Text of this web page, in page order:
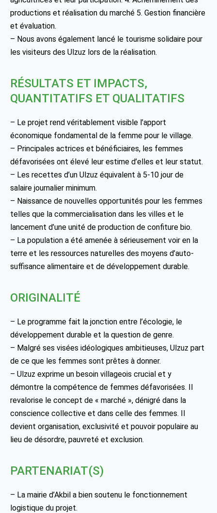
productions et réalisation du marché 5. Gestion financière
et évaluation.
– Nous avons également lancé le tourisme solidaire pour
les visiteurs des Ulzuz lors de la réalisation.
RÉSULTATS ET IMPACTS,
QUANTITATIFS ET QUALITATIFS
– Le projet rend véritablement visible l’apport
économique fondamental de la femme pour le village.
– Principales actrices et bénéficiaires, les femmes
défavorisées ont élevé leur estime d’elles et leur statut.
– Les recettes d’un Ulzuz équivalent à 5-10 jour de
salaire journalier minimum.
– Naissance de nouvelles opportunités pour les femmes
telles que la commercialisation dans les villes et le
lancement d’une unité de production de confiture bio.
– La population a été amenée à sérieusement voir en la
terre et les ressources naturelles des moyens d’auto-
suffisance alimentaire et de développement durable.
ORIGINALITÉ
– Le programme fait la jonction entre l’écologie, le
développement durable et la question de genre.
– Malgré ses visées idéologiques ambitieuses, Ulzuz part
de ce que les femmes sont prêtes à donner.
– Ulzuz exprime un besoin villageois crucial et y
démontre la compétence de femmes défavorisées. Il
revalorise le concept de « marché », dénigré dans la
conscience collective et dans celle des femmes. Il
devient organisation, exclusivité et pouvoir populaire au
lieu de désordre, pauvreté et exclusion.
PARTENARIAT(S)
– La mairie d’Akbil a bien soutenu le fonctionnement
logistique du projet.